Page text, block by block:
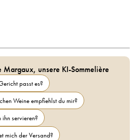
Margaux, unsere KI-Sommelière
passt es?
Weine empfiehlst du mir?
servieren?
mich der Versand?